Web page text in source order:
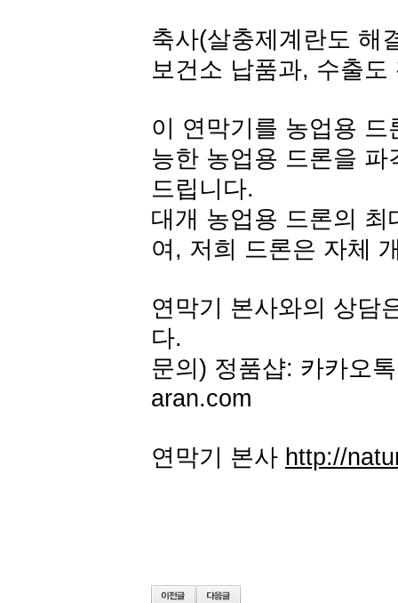
축사(살충제계란도 해
보건소 납품과, 수출
이 연막기를 농업용
능한 농업용 드론을
드립니다.
대개 농업용 드론의
여, 저희 드론은 자체
연막기 본사와의 상담
다.
문의) 정품샵: 카카오
aran.com
연막기 본사 http://